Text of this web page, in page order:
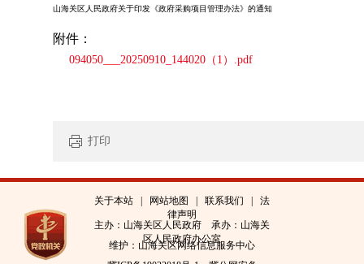
山海关区人民政府关于印发《政府采购项目管理办法》的通知
附件：
094050___20250910_144020（1）.pdf
打印
关于本站 网站地图 联系我们
法
律声明
主办：山海关区人民政府 承办：山海关
区人民政府办公室
维护：山海关区网络信息服务中心